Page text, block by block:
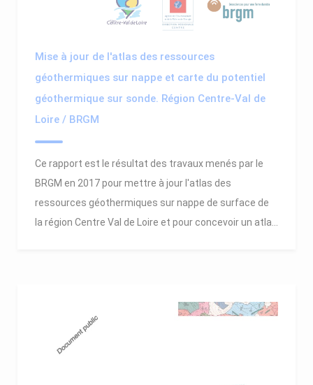
Mise à jour de l'atlas des ressources
géothermiques sur nappe et carte du potentiel
géothermique sur sonde. Région Centre-Val de
Loire / BRGM
Ce rapport est le résultat des travaux menés par le
BRGM en 2017 pour mettre à jour l'atlas des
ressources géothermiques sur nappe de surface de
la région Centre Val de Loire et pour concevoir un atla...